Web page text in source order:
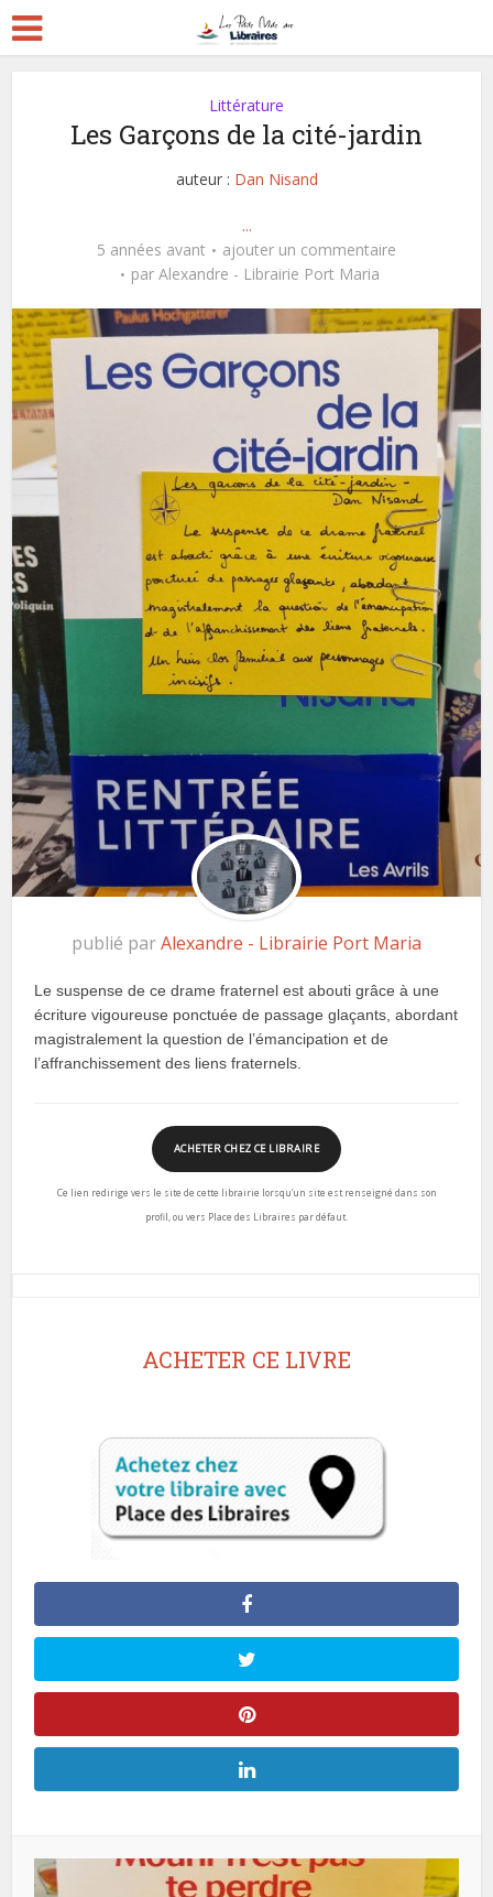
Littérature
Les Garçons de la cité-jardin
auteur : Dan Nisand
...
5 années avant
ajouter un commentaire
par Alexandre - Librairie Port Maria
publié parAlexandre - Librairie Port Maria
Le suspense de ce drame fraternel est abouti grâce à une
écriture vigoureuse ponctuée de passage glaçants, abordant
magistralement la question de l’émancipation et de
l’affranchissement des liens fraternels.
ACHETER CHEZ CE LIBRAIRE
Ce lien redirige vers le site de cette librairie lorsqu’un site est renseigné dans son
profil, ou vers Place des Libraires par défaut.
ACHETER CE LIVRE